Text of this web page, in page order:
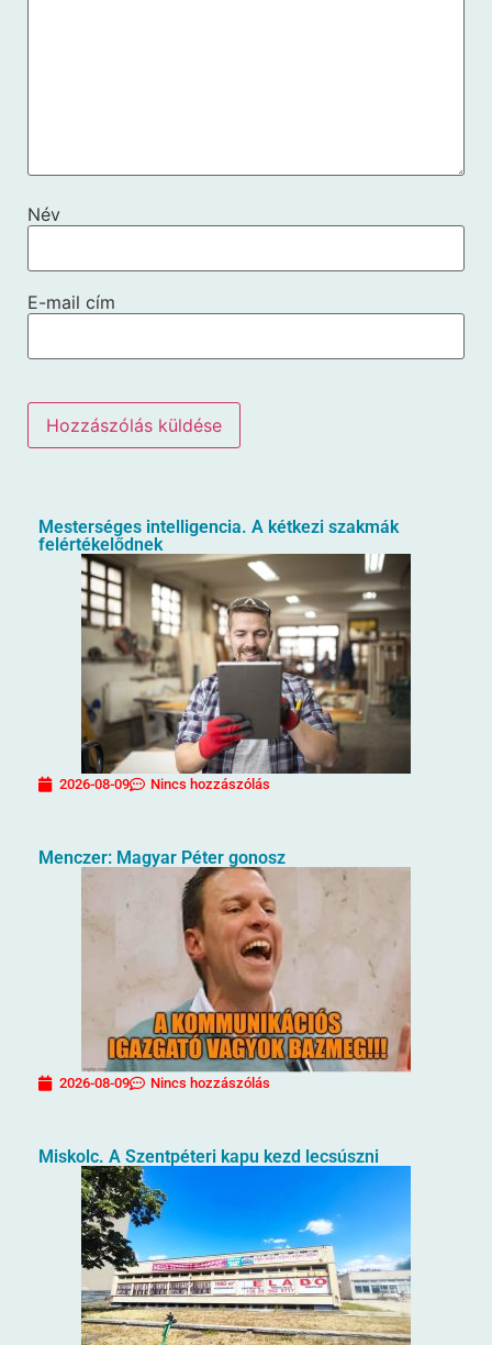
Név
E-mail cím
Mesterséges intelligencia. A kétkezi szakmák
felértékelődnek
2026-08-09 Nincs hozzászólás
Menczer: Magyar Péter gonosz
2026-08-09 Nincs hozzászólás
Miskolc. A Szentpéteri kapu kezd lecsúszni